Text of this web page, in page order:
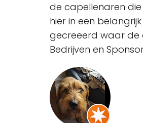
de capellenaren
hier in een
gecreeerd waar de
Bedrijven en